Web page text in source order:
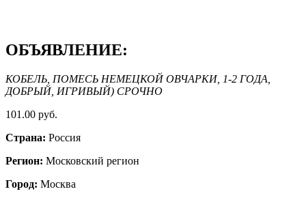
ОБЪЯВЛЕНИЕ:
КОБЕЛЬ, ПОМЕСЬ НЕМЕЦКОЙ ОВЧАРКИ, 1-2 ГОДА,
ДОБРЫЙ, ИГРИВЫЙ) СРОЧНО
101.00 руб.
Страна: Россия
Регион: Московский регион
Город: Москва